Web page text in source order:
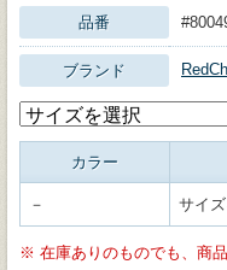
品番
ブランド
カラー
－ サイ
※ 在庫ありのものでも、商